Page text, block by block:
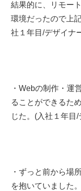
結果的に、リモー
環境だったので上
社１年目/デザイナ
・Webの制作・運
ることができるた
じた。(入社１年目
・ずっと前から場
を抱いていました